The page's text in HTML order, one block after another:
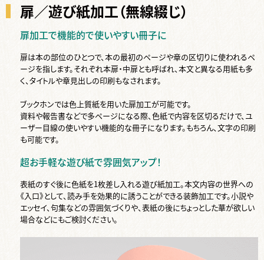
扉／遊び紙加工（無線綴じ）
扉加工で機能的で使いやすい冊子に
扉は本の部位のひとつで、本の最初のページや章の区切りに使われるペ
ージを指します。それぞれ本扉・中扉とも呼ばれ、本文と異なる用紙も多
く、タイトルや章見出しの印刷もなされます。
ブックホンでは色上質紙を用いた扉加工が可能です。
資料や報告書などで多ページになる際、色紙で内容を区切るだけで、ユ
ーザー目線の使いやすい機能的な冊子になります。もちろん、文字の印刷
も可能です。
超お手軽な遊び紙で雰囲気アップ！
表紙のすぐ後に色紙を1枚差し入れる遊び紙加工。本文内容の世界への
《入口》として、読み手を効果的に誘うことができる装飾加工です。小説や
エッセイ、句集などの雰囲気づくりや、表紙の後にちょっとした華が欲しい
場合などにもご検討ください。